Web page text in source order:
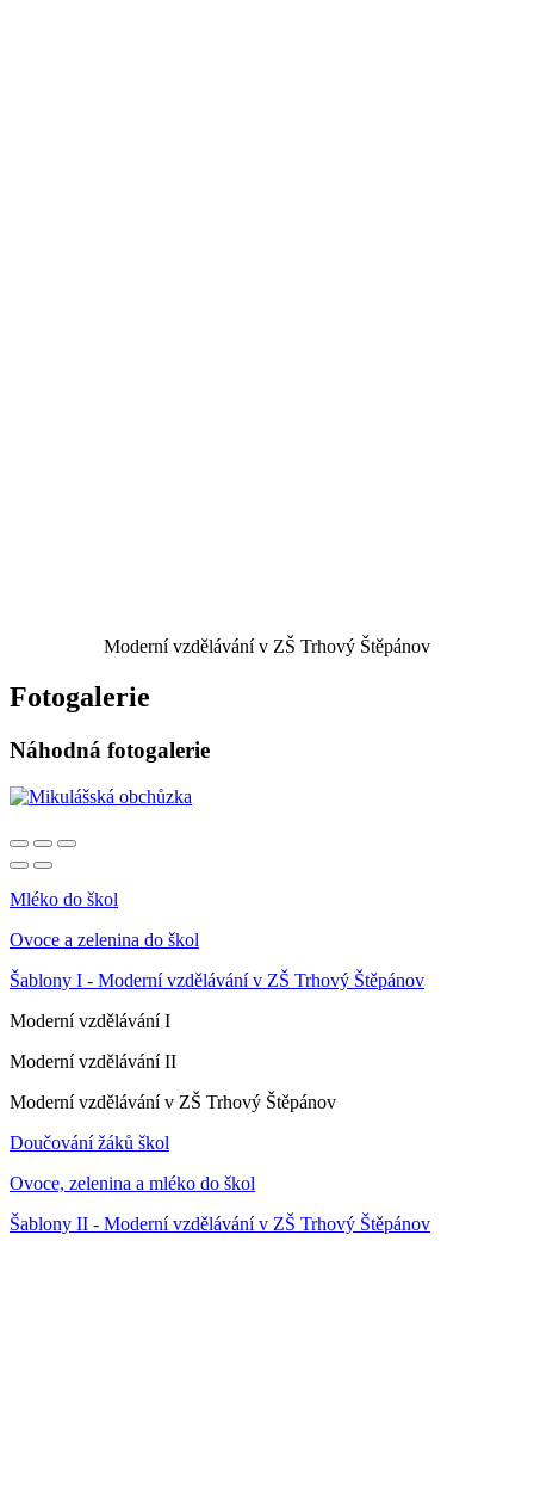
Moderní vzdělávání v ZŠ Trhový Štěpánov
Fotogalerie
Náhodná fotogalerie
Mléko do škol
Ovoce a zelenina do škol
Šablony I - Moderní vzdělávání v ZŠ Trhový Štěpánov
Moderní vzdělávání I
Moderní vzdělávání II
Moderní vzdělávání v ZŠ Trhový Štěpánov
Doučování žáků škol
Ovoce, zelenina a mléko do škol
Šablony II - Moderní vzdělávání v ZŠ Trhový Štěpánov